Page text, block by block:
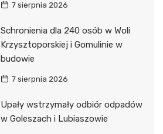
7 sierpnia 2026
Schronienia dla 240 osób w Woli
Krzysztoporskiej i Gomulinie w
budowie
7 sierpnia 2026
Upały wstrzymały odbiór odpadów
w Goleszach i Lubiaszowie